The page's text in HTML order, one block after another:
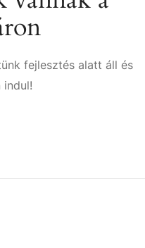
fejlesztés alatt áll és
indul!